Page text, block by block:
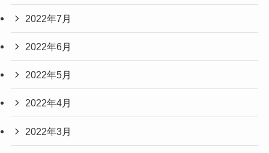
2022年7月
2022年6月
2022年5月
2022年4月
2022年3月